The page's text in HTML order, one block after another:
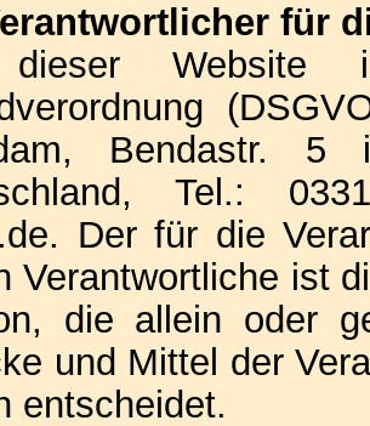
für
Website
Bendastr. 5
Tel.:
Der für die
Verantwortliche ist
die allein oder
und Mittel der
entscheidet.